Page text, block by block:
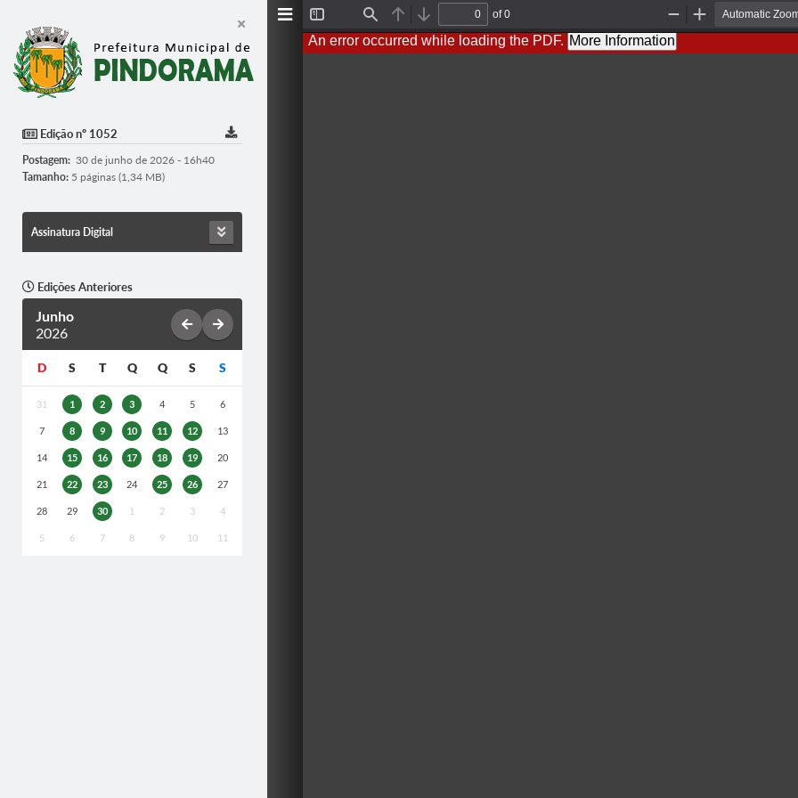
Edição nº 1052
Postagem: 30 de junho de 2026 - 16h40
Tamanho: 5 páginas (1,34 MB)
Assinatura Digital
Edições Anteriores
Junho
2026
D S T Q Q S S
31 1 2 3 4 5 6
7 8 9 10 11 12 13
14 15 16 17 18 19 20
21 22 23 24 25 26 27
28 29 30 1 2 3 4
5 6 7 8 9 10 11
Sidebar
Find Previous
Next
of 0
Out
An error occurred while loading the PDF. More Information